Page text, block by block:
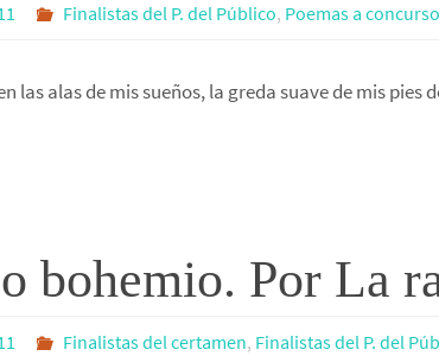
Finalistas del P. del Público, Poemas a concurso
las alas de mis sueños, la greda suave de mis pies
bohemio. Por La
Finalistas del certamen, Finalistas del P. del